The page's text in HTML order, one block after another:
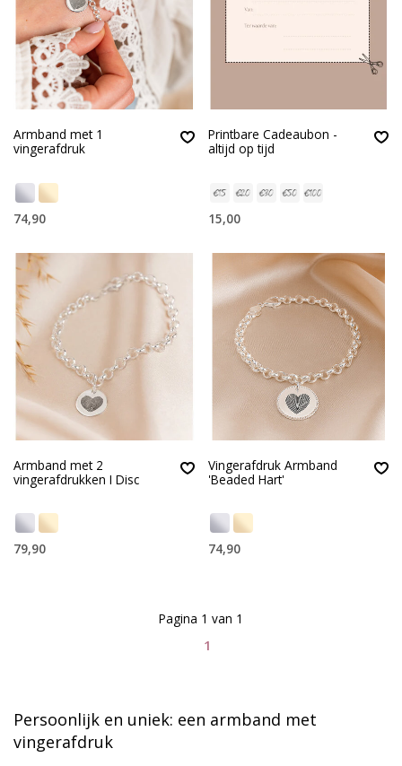
Armband met 1
vingerafdruk
74,90
Printbare Cadeaubon -
altijd op tijd
15,00
Armband met 2
vingerafdrukken I Disc
79,90
Vingerafdruk Armband
'Beaded Hart'
74,90
1
Pagina 1 van 1
Persoonlijk en uniek: een armband met
vingerafdruk